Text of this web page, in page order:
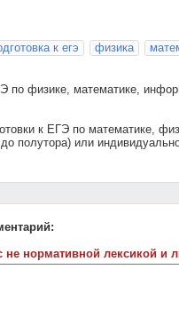
к егэ физика
по физике, математике,
к ЕГЭ по математике,
полутора) или
не нормативной лексикой